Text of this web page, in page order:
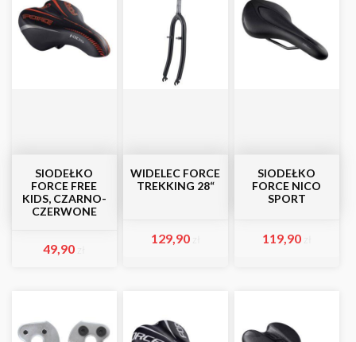
SIODEŁKO
FORCE FREE
KIDS, CZARNO-
CZERWONE
49,90
WIDELEC FORCE
TREKKING 28“
129,90
SIODEŁKO
FORCE NICO
SPORT
119,90